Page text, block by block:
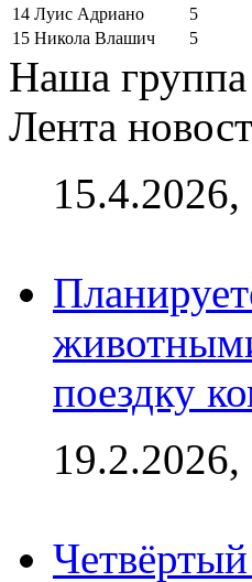
14 Луис Адриано
5
15 Никола Влашич 5
Наша группа
Лента
15.4.2026,
поездку
19.2.2026,